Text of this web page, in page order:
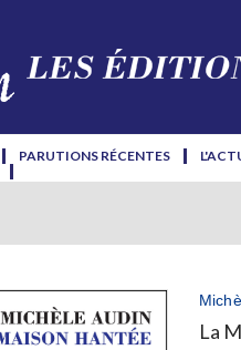
PARUTIONS RÉCENTES
La